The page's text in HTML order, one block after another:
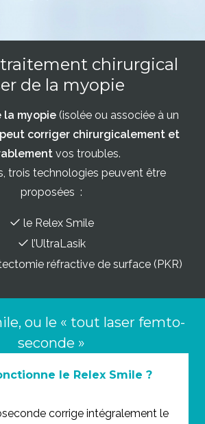
chirurgical
de la myopie
la myopie(isolée ou associée à un
peut corriger chirurgicalement et
vos troubles.
trois technologies peuvent être
proposées :
le Relex Smile
l’UltraLasik
réfractive de surface (PKR)
ou le « tout laser femto-
seconde »
le Relex Smile ?
corrige intégralement le